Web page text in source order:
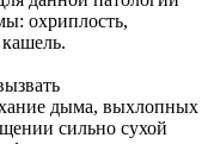
охриплость,
дыма, выхлопных
сильно сухой